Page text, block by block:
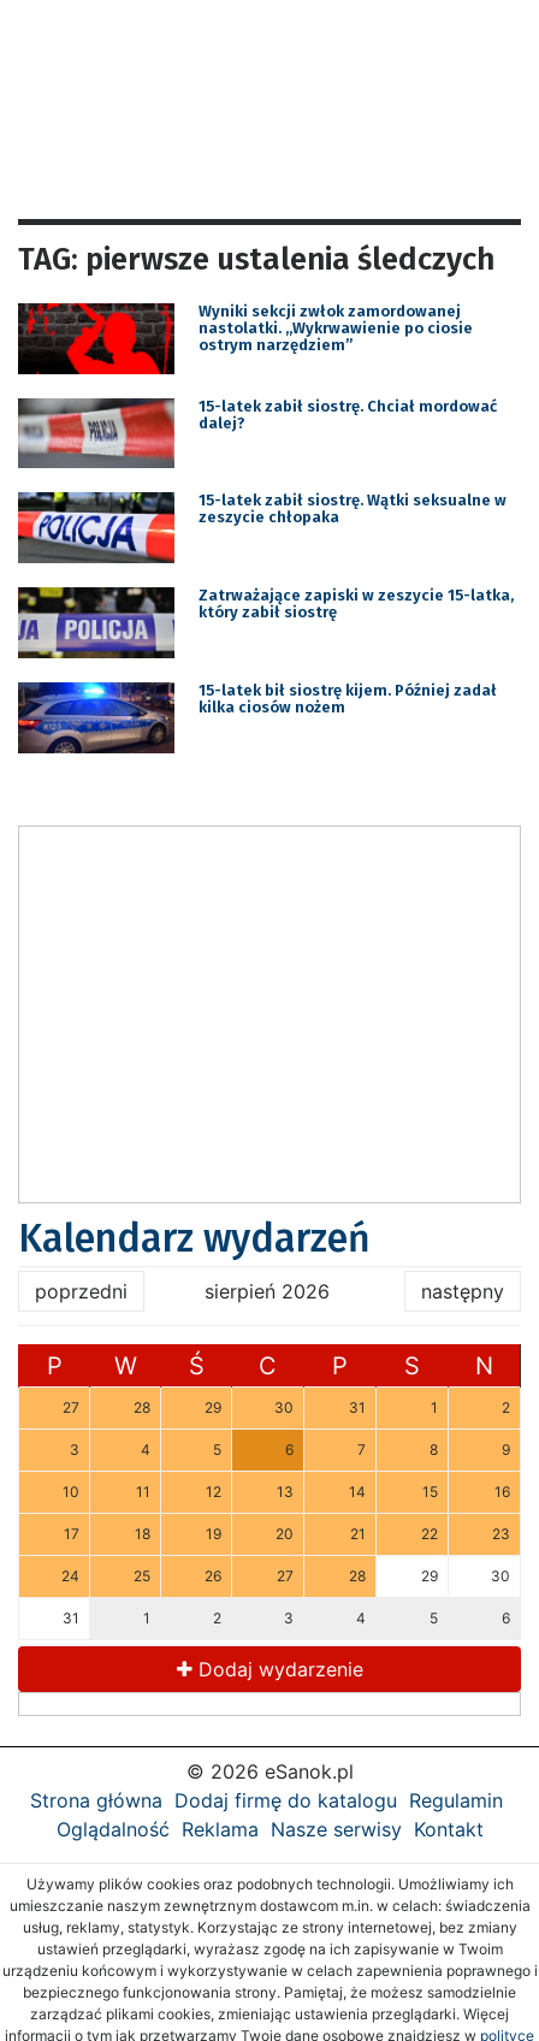
TAG: pierwsze ustalenia śledczych
Wyniki sekcji zwłok zamordowanej
nastolatki. „Wykrwawienie po ciosie
ostrym narzędziem”
15-latek zabił siostrę. Chciał mordować
dalej?
15-latek zabił siostrę. Wątki seksualne w
zeszycie chłopaka
Zatrważające zapiski w zeszycie 15-latka,
który zabił siostrę
15-latek bił siostrę kijem. Później zadał
kilka ciosów nożem
Kalendarz wydarzeń
poprzedni sierpień 2026 następny
P W Ś C P S N
27 28 29 30 31 1 2
3 4 5 6 7 8 9
10 11 12 13 14 15 16
17 18 19 20 21 22 23
24 25 26 27 28 29 30
31 1 2 3 4 5 6
Dodaj wydarzenie
© 2026 eSanok.pl
Strona główna Dodaj firmę do katalogu Regulamin
Oglądalność Reklama Nasze serwisy Kontakt
Używamy plików cookies oraz podobnych technologii. Umożliwiamy ich
umieszczanie naszym zewnętrznym dostawcom m.in. w celach: świadczenia
usług, reklamy, statystyk. Korzystając ze strony internetowej, bez zmiany
ustawień przeglądarki, wyrażasz zgodę na ich zapisywanie w Twoim
urządzeniu końcowym i wykorzystywanie w celach zapewnienia poprawnego i
bezpiecznego funkcjonowania strony. Pamiętaj, że możesz samodzielnie
zarządzać plikami cookies, zmieniając ustawienia przeglądarki. Więcej
informacji o tym jak przetwarzamy Twoje dane osobowe znajdziesz w polityce